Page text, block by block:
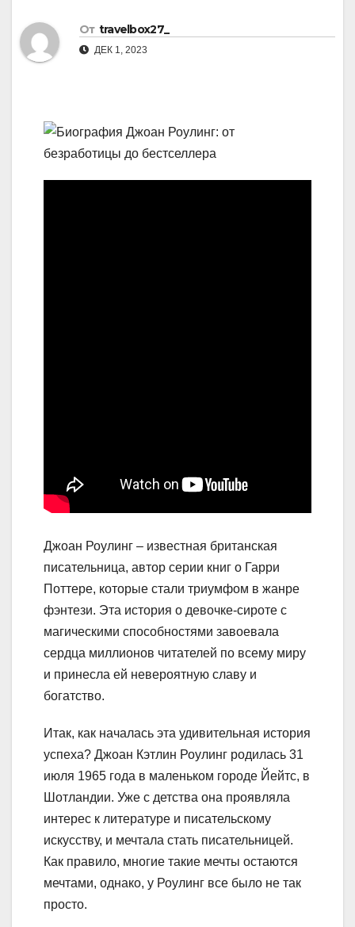
От travelbox27_
ДЕК 1, 2023
Джоан Роулинг – известная британская
писательница, автор серии книг о Гарри
Поттере, которые стали триумфом в жанре
фэнтези. Эта история о девочке-сироте с
магическими способностями завоевала
сердца миллионов читателей по всему миру
и принесла ей невероятную славу и
богатство.
Итак, как началась эта удивительная история
успеха? Джоан Кэтлин Роулинг родилась 31
июля 1965 года в маленьком городе Йейтс, в
Шотландии. Уже с детства она проявляла
интерес к литературе и писательскому
искусству, и мечтала стать писательницей.
Как правило, многие такие мечты остаются
мечтами, однако, у Роулинг все было не так
просто.